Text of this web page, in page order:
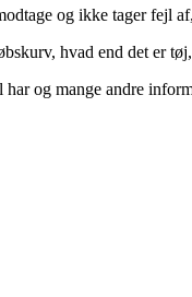
og ikke tager fejl
hvad end det er
og mange andre